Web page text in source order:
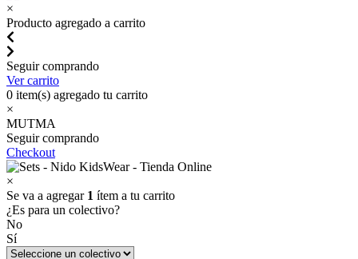
×
Producto agregado a carrito
Seguir comprando
Ver carrito
0 item(s) agregado tu carrito
×
MUTMA
Seguir comprando
Checkout
×
Se va a agregar 1 ítem a tu carrito
¿Es para un colectivo?
No
Sí